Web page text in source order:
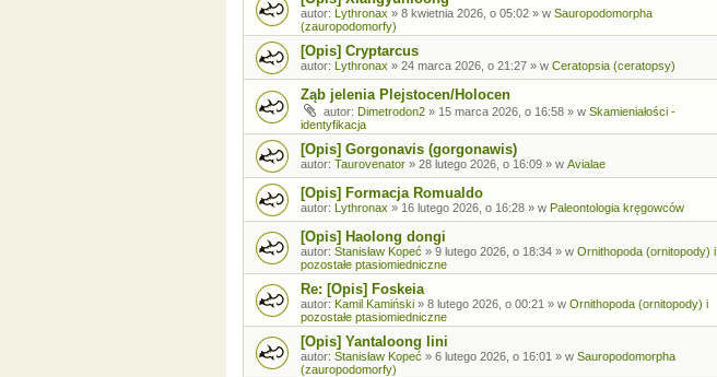
autor: Lythronax » 8 kwietnia 2026, o 05:02 » w Sauropodomorpha
(zauropodomorfy)
[Opis] Cryptarcus
autor: Lythronax » 24 marca 2026, o 21:27 » w Ceratopsia (ceratopsy)
Ząb jelenia Plejstocen/Holocen
autor: Dimetrodon2 » 15 marca 2026, o 16:58 » w Skamieniałości -
identyfikacja
[Opis] Gorgonavis (gorgonawis)
autor: Taurovenator » 28 lutego 2026, o 16:09 » w Avialae
[Opis] Formacja Romualdo
autor: Lythronax » 16 lutego 2026, o 16:28 » w Paleontologia kręgowców
[Opis] Haolong dongi
autor: Stanisław Kopeć » 9 lutego 2026, o 18:34 » w Ornithopoda (ornitopody) i
pozostałe ptasiomiedniczne
Re: [Opis] Foskeia
autor: Kamil Kamiński » 8 lutego 2026, o 00:21 » w Ornithopoda (ornitopody) i
pozostałe ptasiomiedniczne
[Opis] Yantaloong lini
autor: Stanisław Kopeć » 6 lutego 2026, o 16:01 » w Sauropodomorpha
(zauropodomorfy)